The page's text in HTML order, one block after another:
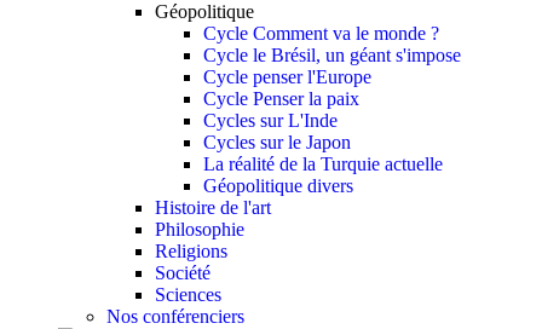
Géopolitique
Cycle Comment va le monde ?
Cycle le Brésil, un géant s'impose
Cycle penser l'Europe
Cycle Penser la paix
Cycles sur L'Inde
Cycles sur le Japon
La réalité de la Turquie actuelle
Géopolitique divers
Histoire de l'art
Philosophie
Religions
Société
Sciences
Nos conférenciers